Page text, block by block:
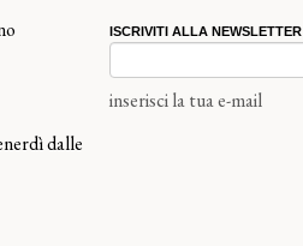
dalle
ISCRIVITI ALLA NEWSLETTER
inserisci la tua e-mail